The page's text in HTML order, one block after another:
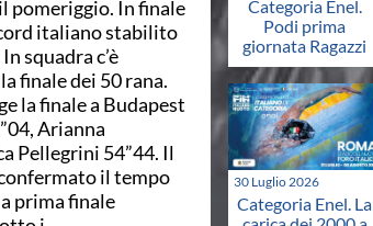
pomeriggio. In finale
italiano stabilito
squadra c’è
finale dei 50 rana.
la finale a Budapest
Arianna
Pellegrini 54”44. Il
il tempo
prima finale
Categoria Enel.
Podi prima
giornata Ragazzi
30 Luglio 2026
Categoria Enel. La